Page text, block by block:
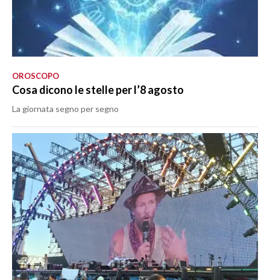
OROSCOPO
Cosa dicono le stelle per l’8 agosto
La giornata segno per segno